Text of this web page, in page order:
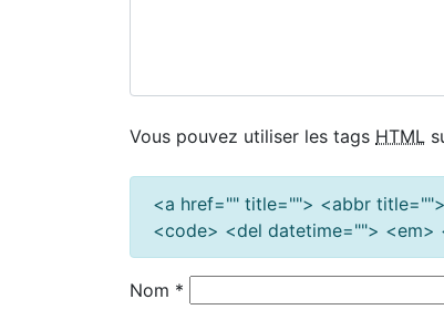
Vous pouvez utiliser les tags HTML
<a href="" title=""> <abbr
<code> <del datetime="">
Nom *